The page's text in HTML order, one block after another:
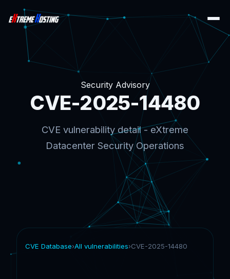
Security Advisory
CVE-2025-14480
CVE vulnerability detail - eXtreme
Datacenter Security Operations
CVE Database›All vulnerabilities›CVE-2025-14480